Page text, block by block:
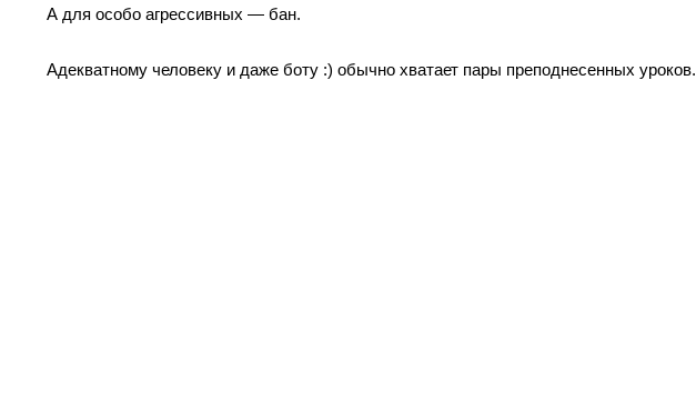
А для особо агрессивных — бан.
Адекватному человеку и даже боту :) обычно хватает пары преподнесенных уроков.